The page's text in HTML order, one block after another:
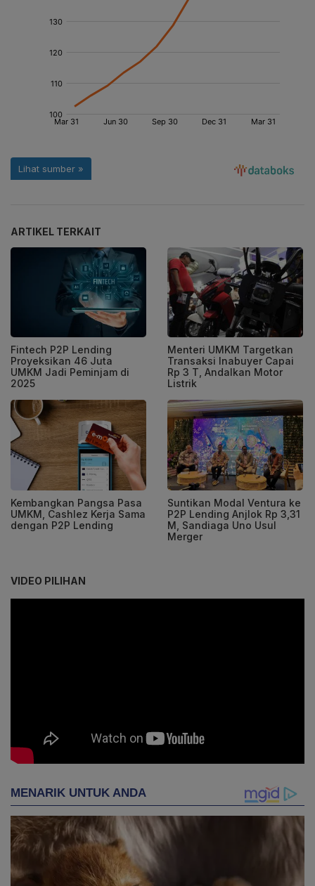
ARTIKEL TERKAIT
Fintech P2P Lending
Proyeksikan 46 Juta
UMKM Jadi Peminjam di
2025
Menteri UMKM Targetkan
Transaksi Inabuyer Capai
Rp 3 T, Andalkan Motor
Listrik
Kembangkan Pangsa Pasa
UMKM, Cashlez Kerja Sama
dengan P2P Lending
Suntikan Modal Ventura ke
P2P Lending Anjlok Rp 3,31
M, Sandiaga Uno Usul
Merger
VIDEO PILIHAN